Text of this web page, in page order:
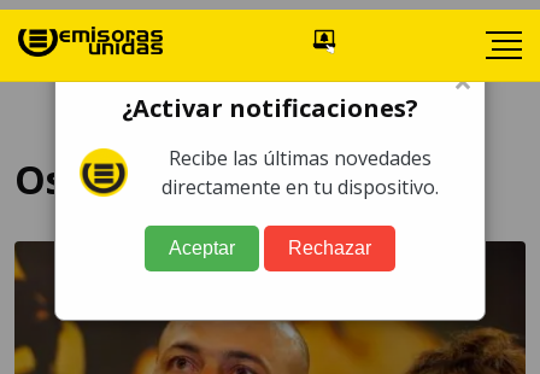
Oscar 2025
×
¿Activar notificaciones?
Recibe las últimas novedades
directamente en tu dispositivo.
Aceptar Rechazar